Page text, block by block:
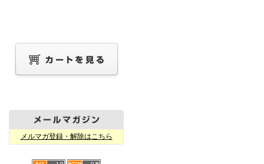
メルマガ登録・解除はこちら